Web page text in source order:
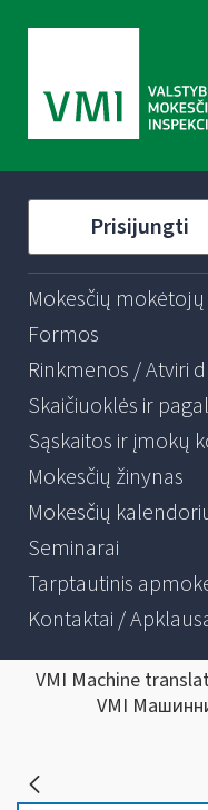
Prisijungti
Mokesčių
Formos
Rinkmenos / Atviri
Skaičiuoklės ir
Sąskaitos ir įmokų
Mokesčių žinynas
Mokesčių
Seminarai
Tarptautinis
Kontaktai /
VMI Machine
VMI